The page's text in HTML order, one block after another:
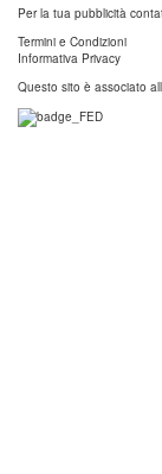
Per la tua pubblicità
Termini e Condizioni
Informativa Privacy
Questo sito è associato